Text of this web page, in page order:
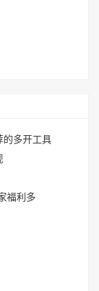
的多开工具
福利多